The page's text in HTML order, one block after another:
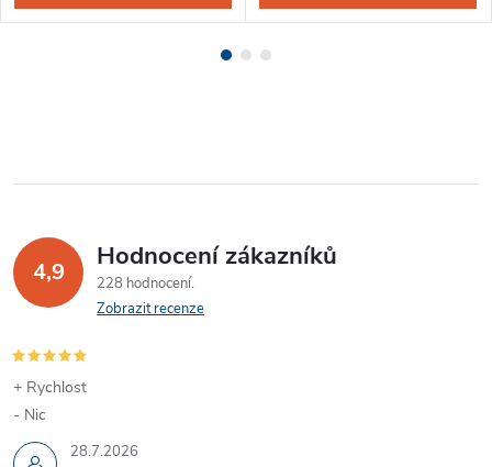
4,9 Hodnocení zákazníků
228 hodnocení
Zobrazit recenze
28.7.2026
+ Rychlost
- Nic